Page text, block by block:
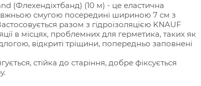
(Флехендіхтбанд) (10 м) - це еластична
смугою посередині шириною 7 см з
разом з гідроізоляцією KNAUF
в місцях, проблемних для герметика, таких як
відкриті тріщини, попередньо заповнені
стійка до старіння, добре фіксується